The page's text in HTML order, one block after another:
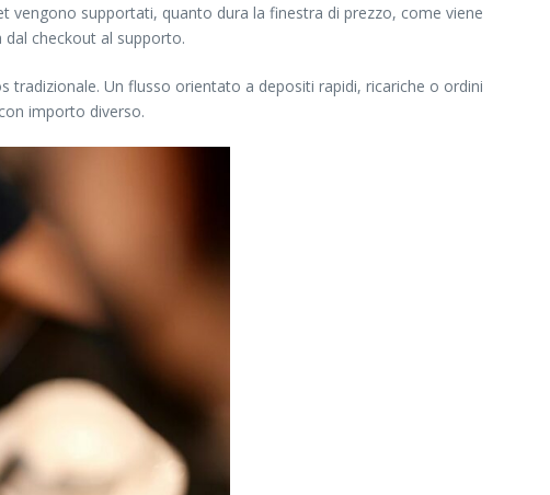
vengono supportati, quanto dura la finestra di prezzo, come viene
checkout al supporto.
tradizionale. Un flusso orientato a depositi rapidi, ricariche o ordini
importo diverso.